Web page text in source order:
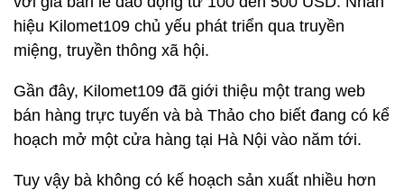
hiệu Kilomet109 chủ yếu phát triển qua truyền
miệng, truyền thông xã hội.
Gần đây, Kilomet109 đã giới thiệu một trang web
bán hàng trực tuyến và bà Thảo cho biết đang có kể
hoạch mở một cửa hàng tại Hà Nội vào năm tới.
Tuy vậy bà không có kế hoạch sản xuất nhiều hơn